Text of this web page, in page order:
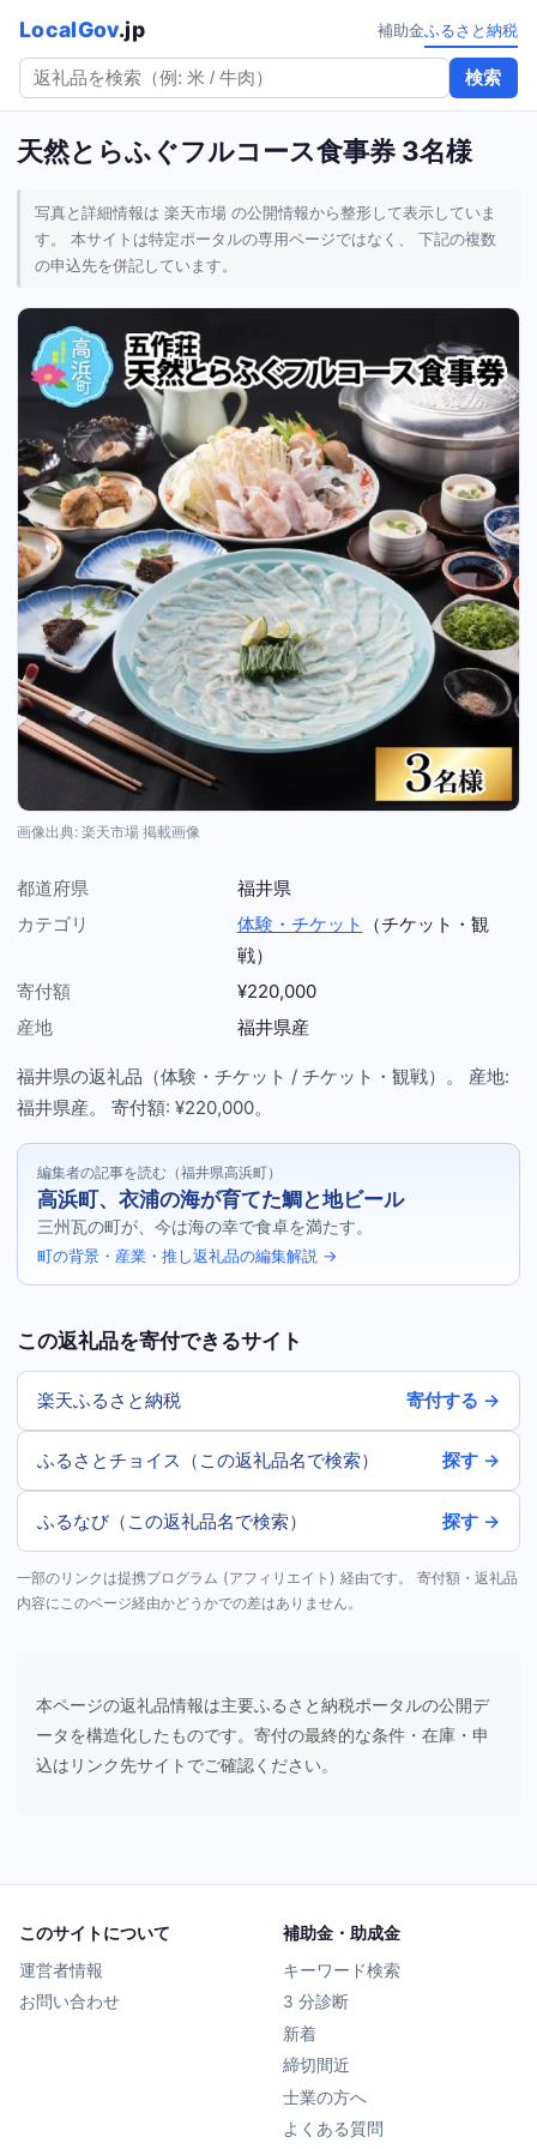
LocalGov.jp
検索
補助金ふるさと納税
天然とらふぐフルコース食事券 3名様
写真と詳細情報は 楽天市場 の公開情報から整形して表示していま
す。 本サイトは特定ポータルの専用ページではなく、 下記の複数
の申込先を併記しています。
画像出典: 楽天市場 掲載画像
都道府県
福井県
カテゴリ
体験・チケット
（チケット・観
戦）
寄付額
¥220,000
産地
福井県産
福井県の返礼品（体験・チケット / チケット・観戦）。 産地:
福井県産。 寄付額: ¥220,000。
編集者の記事を読む（福井県高浜町）
高浜町、衣浦の海が育てた鯛と地ビール
三州瓦の町が、今は海の幸で食卓を満たす。
町の背景・産業・推し返礼品の編集解説 →
この返礼品を寄付できるサイト
楽天ふるさと納税 寄付する →
ふるさとチョイス（この返礼品名で検索） 探す →
ふるなび（この返礼品名で検索） 探す →
一部のリンクは提携プログラム (アフィリエイト) 経由です。 寄付額・返礼品
内容にこのページ経由かどうかでの差はありません。
本ページの返礼品情報は主要ふるさと納税ポータルの公開デ
ータを構造化したものです。寄付の最終的な条件・在庫・申
込はリンク先サイトでご確認ください。
このサイトについて
運営者情報
お問い合わせ
補助金・助成金
キーワード検索
3 分診断
新着
締切間近
士業の方へ
よくある質問